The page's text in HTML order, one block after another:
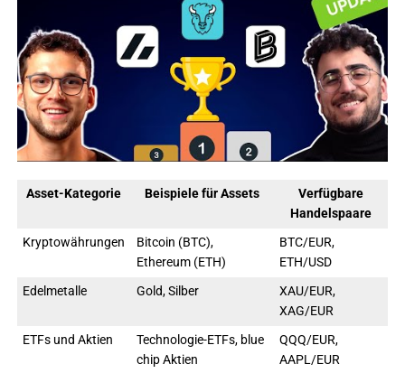
Asset-Kategorie Beispiele für Assets
Verfügbare
Handelspaare
Kryptowährungen
Bitcoin (BTC),
Ethereum (ETH)
BTC/EUR,
ETH/USD
Edelmetalle
Gold, Silber
XAU/EUR,
XAG/EUR
ETFs und Aktien
Technologie-ETFs, blue
chip Aktien
QQQ/EUR,
AAPL/EUR